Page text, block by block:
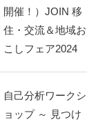
開催！）JOIN 移
住・交流＆地域お
こしフェア2024
自己分析ワークシ
ョップ ～ 見つけ